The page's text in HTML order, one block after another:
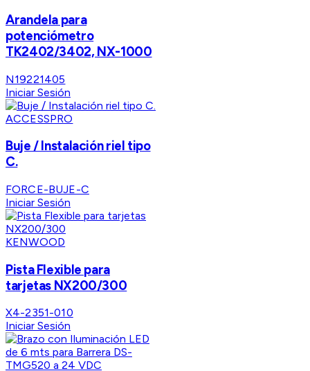
Arandela para
potenciómetro
TK2402/3402, NX-1000
N19221405
Iniciar Sesión
ACCESSPRO
Buje / Instalación riel tipo
C.
FORCE-BUJE-C
Iniciar Sesión
KENWOOD
Pista Flexible para
tarjetas NX200/300
X4-2351-010
Iniciar Sesión